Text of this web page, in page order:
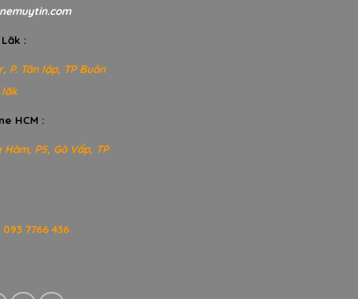
:
P. Tân lập, TP Buôn
lăk
HCM :
P5, Gò Vấp, TP
7766 436